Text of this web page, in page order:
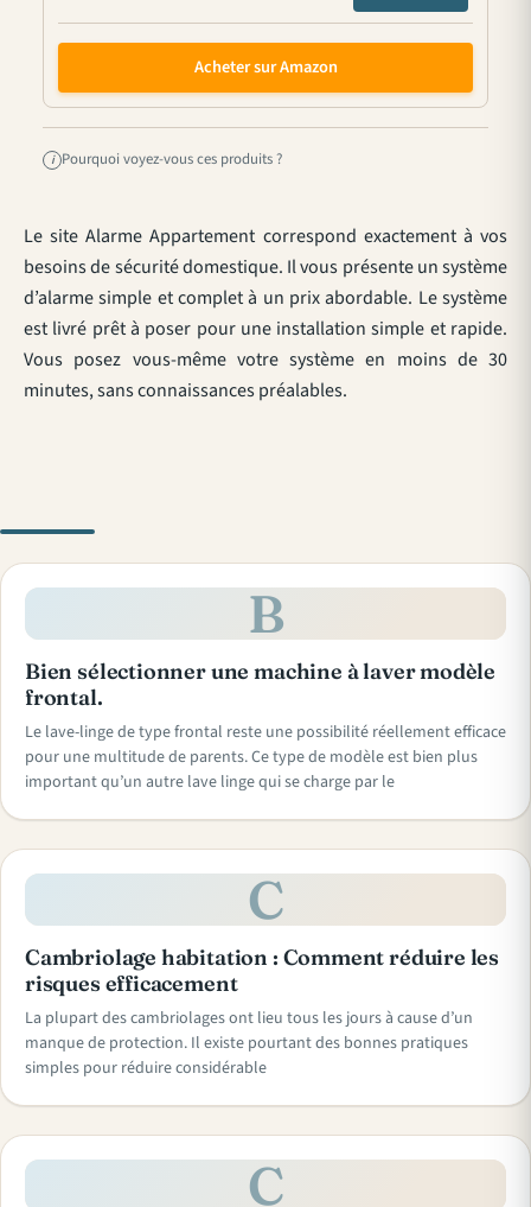
Acheter sur Amazon
i Pourquoi voyez-vous ces produits ?
Le site Alarme Appartement correspond exactement à vos
besoins de sécurité domestique. Il vous présente un système
d’alarme simple et complet à un prix abordable. Le système
est livré prêt à poser pour une installation simple et rapide.
Vous posez vous-même votre système en moins de 30
minutes, sans connaissances préalables.
B
Bien sélectionner une machine à laver modèle
frontal.
Le lave-linge de type frontal reste une possibilité réellement efficace
pour une multitude de parents. Ce type de modèle est bien plus
important qu’un autre lave linge qui se charge par le
C
Cambriolage habitation : Comment réduire les
risques efficacement
La plupart des cambriolages ont lieu tous les jours à cause d’un
manque de protection. Il existe pourtant des bonnes pratiques
simples pour réduire considérable
C